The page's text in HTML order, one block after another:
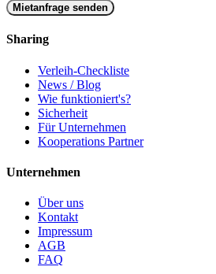
Mietanfrage senden
Sharing
Verleih-Checkliste
News / Blog
Wie funktioniert's?
Sicherheit
Für Unternehmen
Kooperations Partner
Unternehmen
Über uns
Kontakt
Impressum
AGB
FAQ